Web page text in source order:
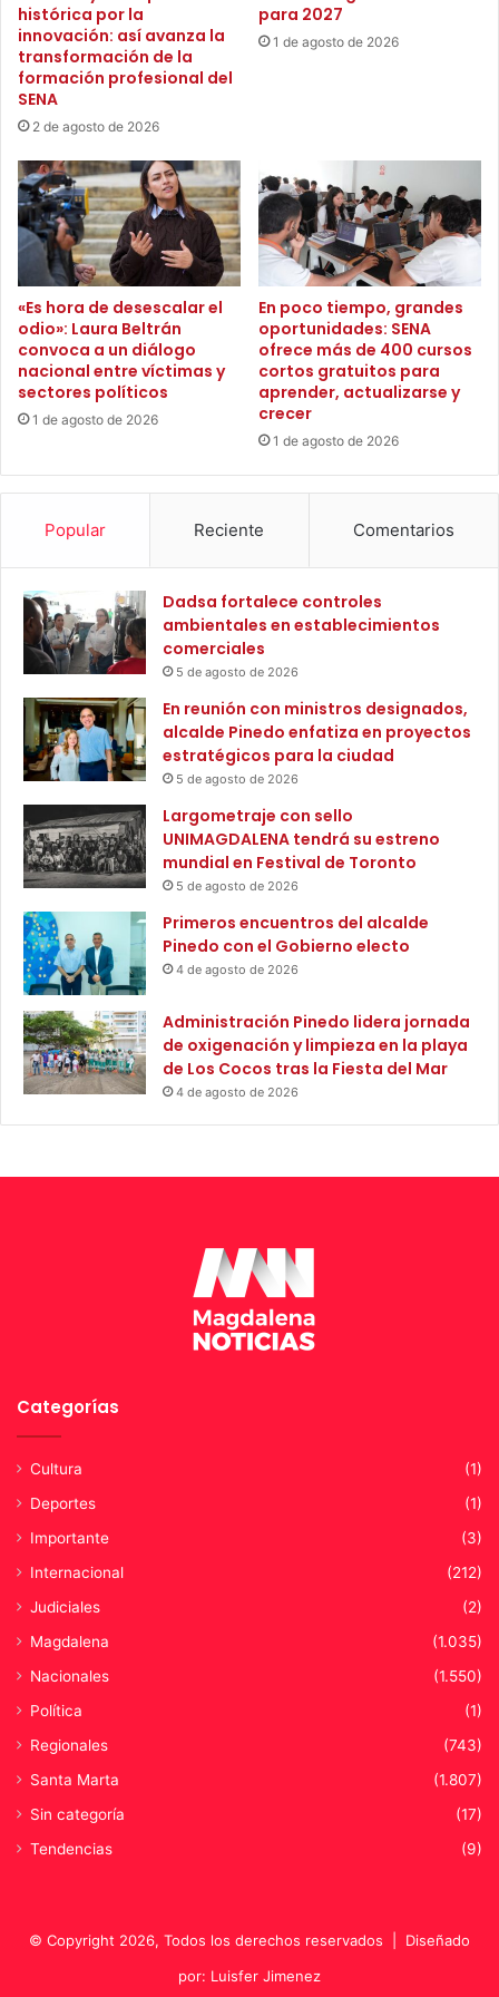
i
c
a
p
a
r
l
a
d
c
u
s
i
ó
n
p
b
l
a
y
a
p
a
v
i
ó
n
d
e
l
r
m
e
P
l
a
n
A
c
d
e
u
n
u
d
P
a
z
S
e
g
u
d
a
histórica por la
innovación: así avanza la
transformación de la
formación profesional del
SENA
2 de agosto de 2026
para 2027
1 de agosto de 2026
«Es hora de desescalar el
odio»: Laura Beltrán
convoca a un diálogo
nacional entre víctimas y
sectores políticos
1 de agosto de 2026
En poco tiempo, grandes
oportunidades: SENA
ofrece más de 400 cursos
cortos gratuitos para
aprender, actualizarse y
crecer
1 de agosto de 2026
Popular Reciente Comentarios
Dadsa fortalece controles
ambientales en establecimientos
comerciales
5 de agosto de 2026
En reunión con ministros designados,
alcalde Pinedo enfatiza en proyectos
estratégicos para la ciudad
5 de agosto de 2026
Largometraje con sello
UNIMAGDALENA tendrá su estreno
mundial en Festival de Toronto
5 de agosto de 2026
Primeros encuentros del alcalde
Pinedo con el Gobierno electo
4 de agosto de 2026
Administración Pinedo lidera jornada
de oxigenación y limpieza en la playa
de Los Cocos tras la Fiesta del Mar
4 de agosto de 2026
Categorías
Cultura
(1)
Deportes
(1)
Importante
(3)
Internacional
(212)
Judiciales
(2)
Magdalena
(1.035)
Nacionales
(1.550)
Política
(1)
Regionales
(743)
Santa Marta
(1.807)
Sin categoría
(17)
Tendencias
(9)
© Copyright 2026, Todos los derechos reservados | Diseñado
por: Luisfer Jimenez